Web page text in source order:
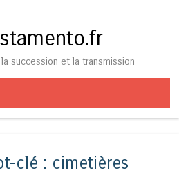
succession et la transmission
clé : cimetières